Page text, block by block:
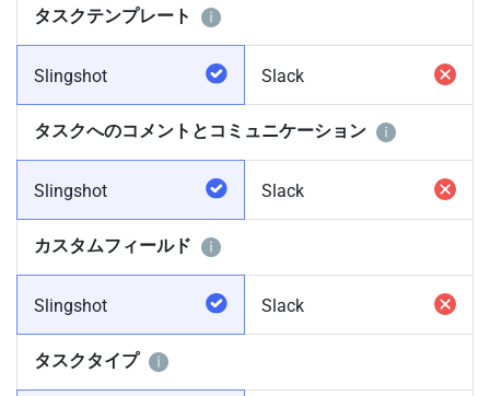
タスクテンプレート
Slingshot Slack
タスクへのコメントとコミュニケーション
Slingshot Slack
カスタムフィールド
Slingshot Slack
タスクタイプ